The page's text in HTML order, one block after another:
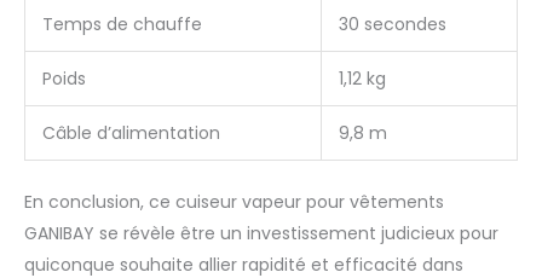
Temps de chauffe 30 secondes
Poids 1,12 kg
Câble d’alimentation 9,8 m
En conclusion, ce cuiseur vapeur pour vêtements
GANIBAY se révèle être un investissement judicieux pour
quiconque souhaite allier rapidité et efficacité dans